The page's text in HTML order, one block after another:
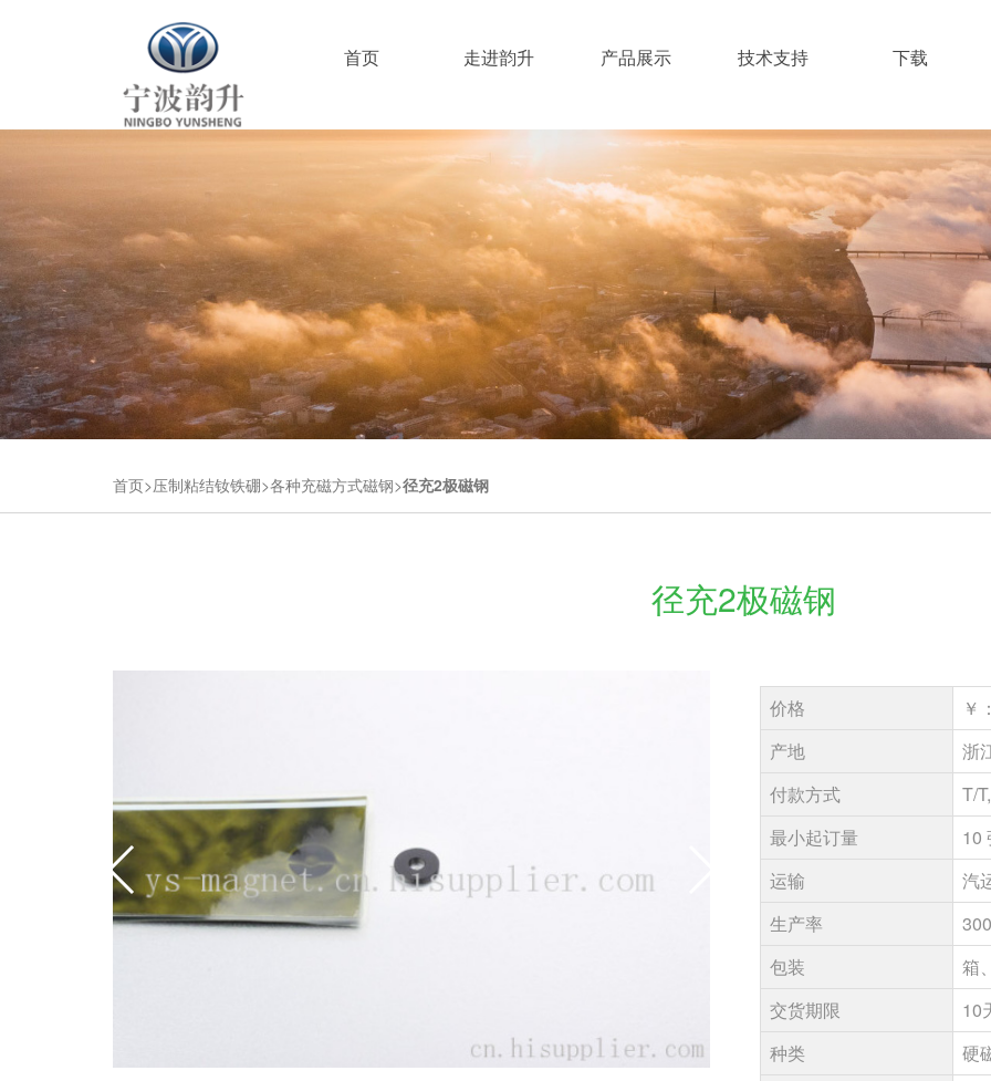
首页 走进韵升 产品展示 技术支持 下载
首页 压制粘结钕铁硼 各种充磁方式磁钢 径充2极磁钢
径充2极磁钢
价格
￥
产地
浙
付款方式
T/
最小起订量
10
运输
汽
生产率
包装
箱
交货期限
10
种类
硬